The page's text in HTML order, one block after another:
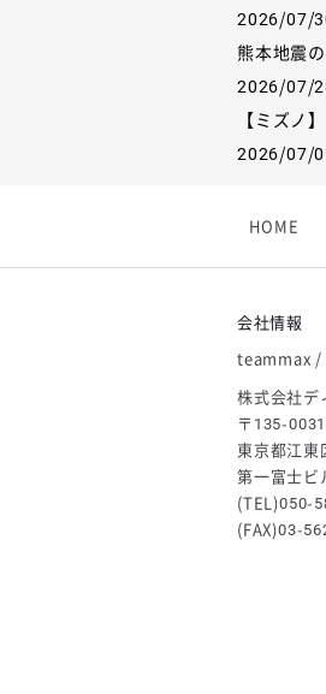
2026/07/
熊本地震
2026/07/
【ミズノ
2026/07/
2026/06/09
ゴールデ
HOME
会社情報
teammax /
株式会社デ
〒135-0031
東京都江
第一富士ビ
(TEL)050-
(FAX)03-